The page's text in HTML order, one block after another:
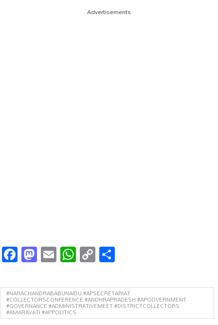
Advertisements
Facebook
Mastodon
EmailWhatsApp
Copy
Link
#NARACHANDRABABUNAIDU #APSECRETARIAT
#COLLECTORSCONFERENCE #ANDHRAPRADESH #APGOVERNMENT
#GOVERNANCE #ADMINISTRATIVEMEET #DISTRICTCOLLECTORS
#AMARAVATI #APPOLITICS